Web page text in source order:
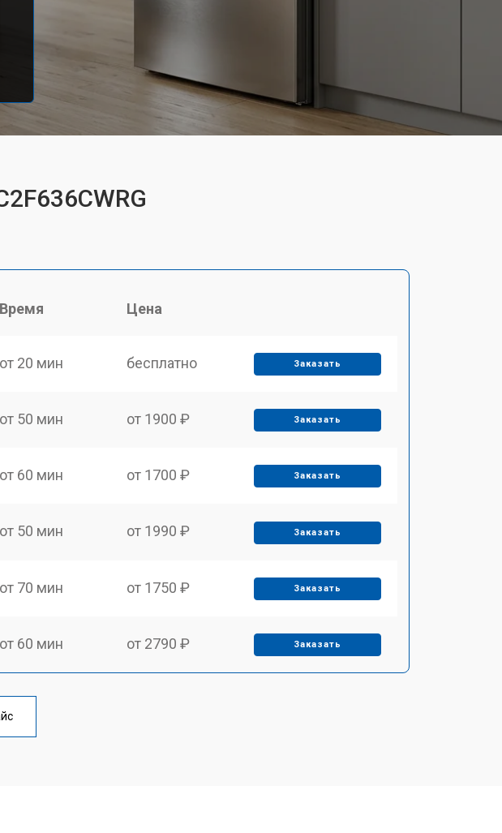
Время Цена
от 20 мин бесплатно Заказать
от 50 мин от 1900 ₽ Заказать
от 60 мин от 1700 ₽ Заказать
от 50 мин от 1990 ₽ Заказать
от 70 мин от 1750 ₽ Заказать
от 60 мин от 2790 ₽ Заказать
от 60 мин